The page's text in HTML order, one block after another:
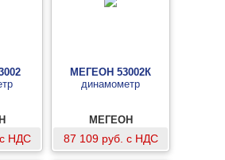
НДС
МЕГЕОН 53002К
динамометр
МЕГЕОН
87 109 руб. с НДС